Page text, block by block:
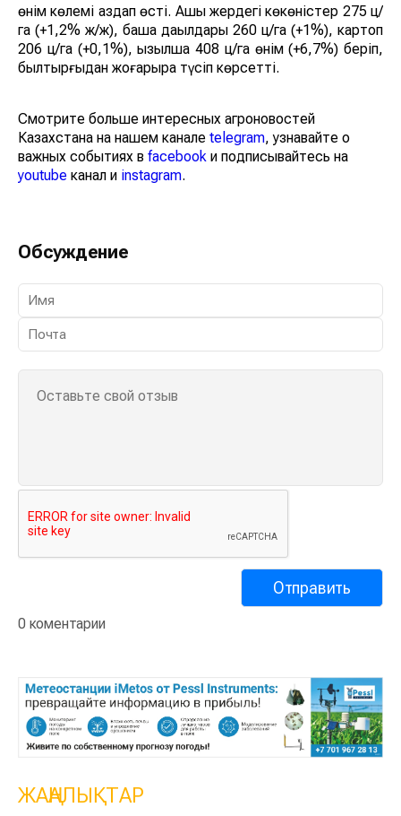
өнім көлемі аздап өсті. Ашық жердегі көкөністер 275 ц/
га (+1,2% ж/ж), бақша дақылдары 260 ц/га (+1%), картоп
206 ц/га (+0,1%), қызылша 408 ц/га өнім (+6,7%) беріп,
былтырғыдан жоғарырақ түсіп көрсетті.
Смотрите больше интересных агроновостей
Казахстана на нашем канале telegram, узнавайте о
важных событиях в facebook и подписывайтесь на
youtube канал и instagram.
Обсуждение
0 коментарии
ЖАҢАЛЫҚТАР